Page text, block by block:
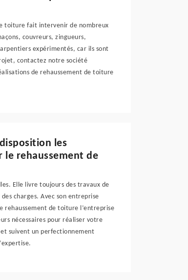
toiture fait intervenir de nombreux
couvreurs, zingueurs,
expérimentés, car ils sont
contactez notre société
de rehaussement de toiture
les
le rehaussement de
Elle livre toujours des travaux de
charges. Avec son entreprise
rehaussement de toiture l’entreprise
nécessaires pour réaliser votre
suivent un perfectionnement